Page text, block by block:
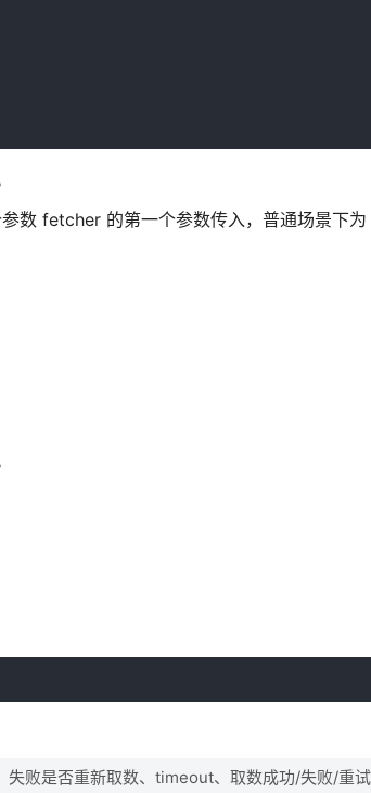
数 fetcher 的第一个参数传入，普通场景下为
败是否重新取数、timeout、取数成功/失败/重